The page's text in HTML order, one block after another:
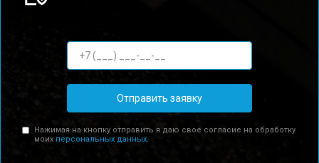
Отправить заявку
Нажимая на кнопку отправить я даю свое согласие на обработку
моих персональных данных.